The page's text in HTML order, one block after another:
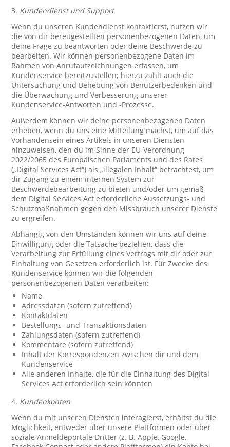
3. Kundendienst und Support
Wenn du unseren Kundendienst kontaktierst, nutzen wir
die von dir bereitgestellten personenbezogenen Daten, um
deine Frage zu beantworten oder deine Beschwerde zu
bearbeiten. Wir können personenbezogene Daten im
Rahmen von Anrufaufzeichnungen erfassen, um
Kundenservice bereitzustellen; hierzu zählt auch die
Untersuchung und Behebung von Benutzerbedenken und
die Überwachung und Verbesserung unserer
Kundenservice-Antworten und -Prozesse.
Außerdem können wir deine personenbezogenen Daten
erheben, wenn du uns eine Mitteilung machst, um auf das
Vorhandensein eines Artikels in unseren Diensten
hinzuweisen, den du im Sinne der EU-Verordnung
2022/2065 des Europäischen Parlaments und des Rates
(„Digital Services Act“) als „illegalen Inhalt“ betrachtest, um
dir Zugang zu einem internen System zur
Beschwerdebearbeitung zu bieten und/oder um gemäß
dem Digital Services Act erforderliche Aussetzungs- und
Schutzmaßnahmen gegen den Missbrauch unserer Dienste
zu ergreifen.
Abhängig von den Umständen können wir uns auf deine
Einwilligung oder die Tatsache beziehen, dass die
Verarbeitung zur Erfüllung eines Vertrags mit dir oder zur
Einhaltung von Gesetzen erforderlich ist. Für Zwecke des
Kundenservice können wir die folgenden
personenbezogenen Daten verarbeiten:
Name
Adressdaten (sofern zutreffend)
Kontaktdaten
Bestellungs- und Transaktionsdaten
Zahlungsdaten (sofern zutreffend)
Kommentare (sofern zutreffend)
Inhalt der Korrespondenzen zwischen dir und dem
Kundenservice
Alle anderen Inhalte, die für die Einhaltung des Digital
Services Act erforderlich sein könnten
4. Kundenkonten
Wenn du mit unseren Diensten interagierst, erhältst du die
Möglichkeit, entweder über unsere Plattformen oder über
soziale Anmeldeportale Dritter (z. B. Apple, Google,